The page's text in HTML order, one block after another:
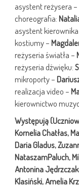
asystent reżysera –
choreografia:
asystent
kostiumy –
reżyseria światła –
reżyseria dźwięku:
mikroporty –
realizacja video –
kierownictwo
Występują
Kornelia Chatłas,
Daria Gladus,
NataszamPaluch,
Antonina
Klasiński, Amelia